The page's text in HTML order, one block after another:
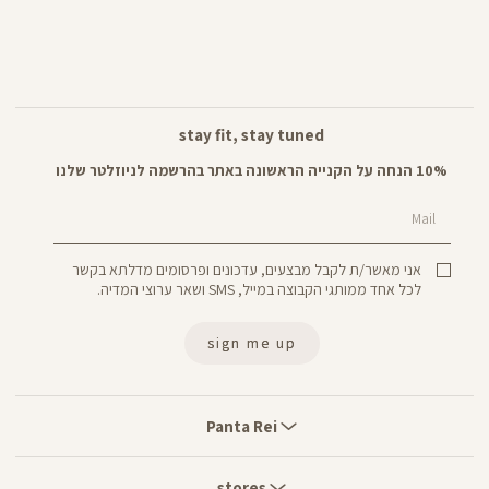
Rei
Panta Rei
stay fit, stay tuned
10% הנחה על הקנייה הראשונה באתר בהרשמה לניוזלטר שלנו
Mail
אני מאשר/ת לקבל מבצעים, עדכונים ופרסומים מדלתא בקשר
לכל אחד ממותגי הקבוצה במייל, SMS ושאר ערוצי המדיה.
sign me up